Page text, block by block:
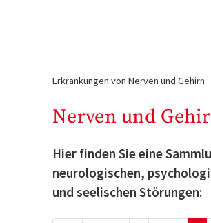
Erkrankungen von Nerven und Gehirn
Nerven und
Hier finden Sie eine
neurologischen,
und seelischen Störungen: